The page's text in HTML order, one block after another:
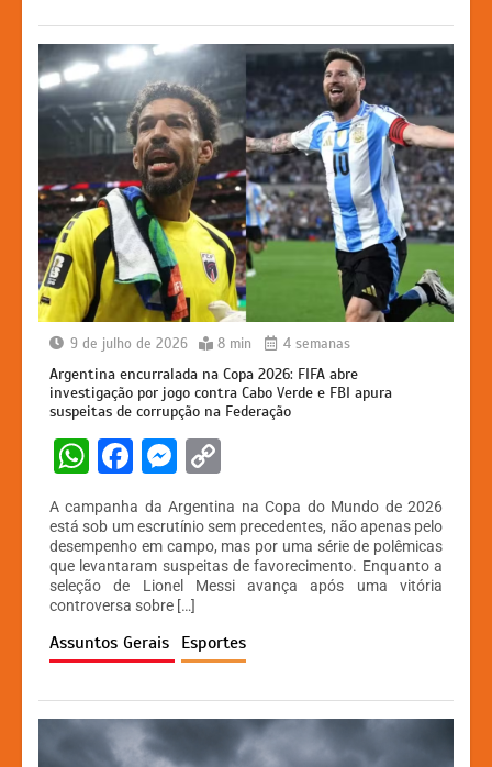
k
er
9 de julho de 2026 8 min 4 semanas
Argentina encurralada na Copa 2026: FIFA abre
investigação por jogo contra Cabo Verde e FBI apura
suspeitas de corrupção na Federação
W
at
s
A
p
p
F
a
c
e
b
o
o
k
M
s
s
e
n
g
er
p
y
Li
n
k
A campanha da Argentina na Copa do Mundo de 2026
está sob um escrutínio sem precedentes, não apenas pelo
desempenho em campo, mas por uma série de polêmicas
que levantaram suspeitas de favorecimento. Enquanto a
seleção de Lionel Messi avança após uma vitória
controversa sobre […]
Assuntos Gerais Esportes